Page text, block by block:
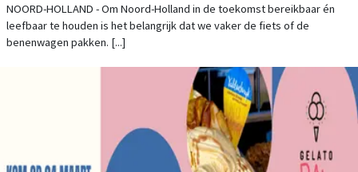
NOORD-HOLLAND - Om Noord-Holland in de toekomst bereikbaar én
leefbaar te houden is het belangrijk dat we vaker de fiets of de
benenwagen pakken. [...]